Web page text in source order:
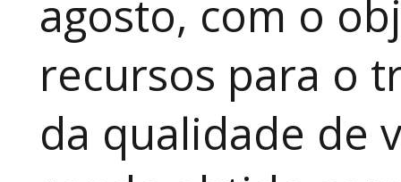
agosto, com o
recursos para o
da qualidade de